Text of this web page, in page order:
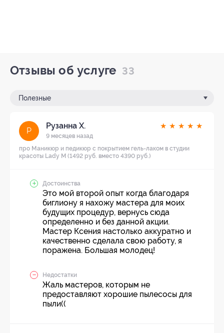
Отзывы об услуге 33
Полезные
Р
Рузанна Х.
9 месяцев назад
★ ★ ★ ★ ★
про Маникюр и педикюр с покрытием гель-лаком в студии
красоты Lady M (1492 руб. вместо 4390 руб.)
Достоинства
Это мой второй опыт когда благодаря
биглиону я нахожу мастера для моих
будущих процедур, вернусь сюда
определенно и без данной акции.
Мастер Ксения настолько аккуратно и
качественно сделала свою работу, я
поражена. Большая молодец!
Недостатки
Жаль мастеров, которым не
предоставляют хорошие пылесосы для
пыли((